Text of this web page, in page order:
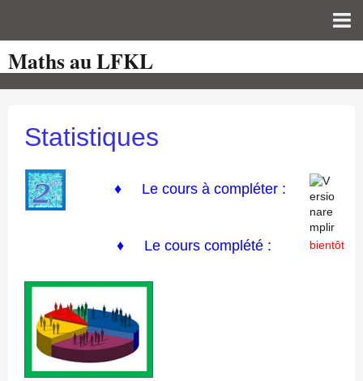
Page d'accueil
Pour les Profs
auto-évaluations
TICE
Sujets de bac
Programmes officiels
Orientation
Maths au LFKL
Statistiques
♦ Le cours à compléter :
♦ Le cours complété : bientôt